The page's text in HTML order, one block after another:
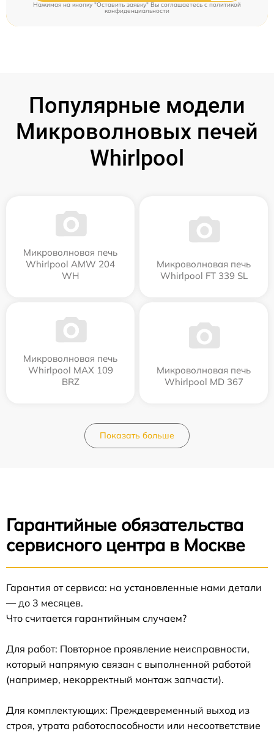
Нажимая на кнопку "Оставить заявку" Вы соглашаетесь c политикой
конфиденциальности
Популярные модели
Микроволновых печей
Whirlpool
Микроволновая печь
Whirlpool AMW 204
WH
Микроволновая печь
Whirlpool FT 339 SL
Микроволновая печь
Whirlpool MAX 109
BRZ
Микроволновая печь
Whirlpool MD 367
Показать больше
Гарантийные обязательства
сервисного центра в Москве
Гарантия от сервиса: на установленные нами детали
— до 3 месяцев.
Что считается гарантийным случаем?
Для работ: Повторное проявление неисправности,
который напрямую связан с выполненной работой
(например, некорректный монтаж запчасти).
Для комплектующих: Преждевременный выход из
строя, утрата работоспособности или несоответствие